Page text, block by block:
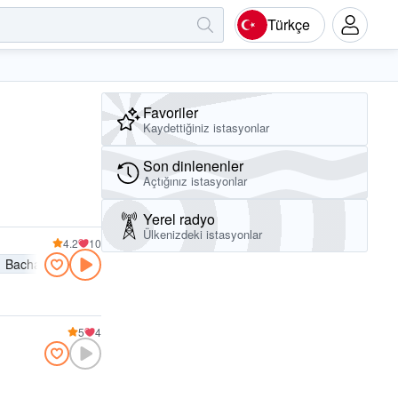
Türkçe
Bachata
4.2 10
5 4
Favoriler
Kaydettiğiniz istasyonlar
Son dinlenenler
Açtığınız istasyonlar
Yerel radyo
Ülkenizdeki istasyonlar